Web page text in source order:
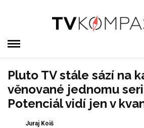
Pluto TV stále sází na
věnované jednomu
Potenciál vidí jen v
Juraj Koiš